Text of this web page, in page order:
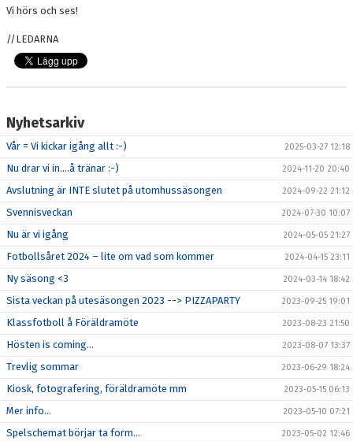
Vi hörs och ses!
//LEDARNA
Nyhetsarkiv
Vår = Vi kickar igång allt :-) 2025-03-27 12:18
Nu drar vi in....å tränar :-) 2024-11-20 20:40
Avslutning är INTE slutet på utomhussäsongen 2024-09-22 21:12
Svennisveckan 2024-07-30 10:07
Nu är vi igång 2024-05-05 21:27
Fotbollsåret 2024 – lite om vad som kommer 2024-04-15 23:11
Ny säsong <3 2024-03-14 18:42
Sista veckan på utesäsongen 2023 --> PIZZAPARTY 2023-09-25 19:01
Klassfotboll å Föräldramöte 2023-08-23 21:50
Hösten is coming... 2023-08-07 13:37
Trevlig sommar 2023-06-29 18:24
Kiosk, fotografering, föräldramöte mm 2023-05-15 06:13
Mer info... 2023-05-10 07:21
Spelschemat börjar ta form... 2023-05-02 12:46